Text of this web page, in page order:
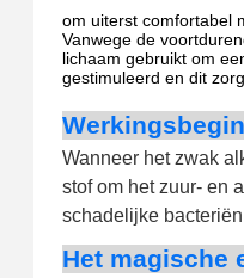
om uiterst comfortabel
Vanwege de
lichaam gebruikt om
gestimuleerd en dit
Wanneer het zwak
stof om het zuur- en
schadelijke
Het magische